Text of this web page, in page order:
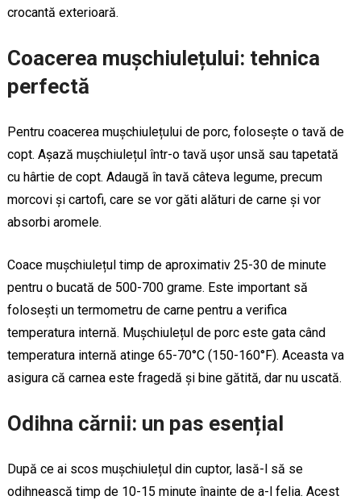
crocantă exterioară.
Coacerea mușchiulețului: tehnica
perfectă
Pentru coacerea mușchiulețului de porc, folosește o tavă de
copt. Așază mușchiulețul într-o tavă ușor unsă sau tapetată
cu hârtie de copt. Adaugă în tavă câteva legume, precum
morcovi și cartofi, care se vor găti alături de carne și vor
absorbi aromele.
Coace mușchiulețul timp de aproximativ 25-30 de minute
pentru o bucată de 500-700 grame. Este important să
folosești un termometru de carne pentru a verifica
temperatura internă. Mușchiulețul de porc este gata când
temperatura internă atinge 65-70°C (150-160°F). Aceasta va
asigura că carnea este fragedă și bine gătită, dar nu uscată.
Odihna cărnii: un pas esențial
După ce ai scos mușchiulețul din cuptor, lasă-l să se
odihnească timp de 10-15 minute înainte de a-l felia. Acest